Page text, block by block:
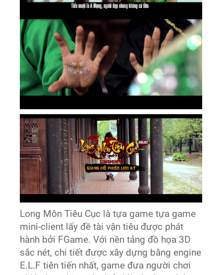
Long Môn Tiêu Cục là tựa game tựa game
mini-client lấy đề tài vận tiêu được phát
hành bởi FGame. Với nền tảng đồ họa 3D
sắc nét, chi tiết được xây dựng bằng engine
E.L.F tiên tiến nhất, game đưa người chơi